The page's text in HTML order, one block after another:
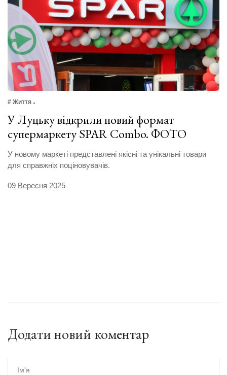
# Життя
У Луцьку відкрили новий формат
супермаркету SPAR Combo. ФОТО
У новому маркеті представлені якісні та унікальні товари
для справжніх поціновувачів.
09 Вересня 2025
Додати новий коментар